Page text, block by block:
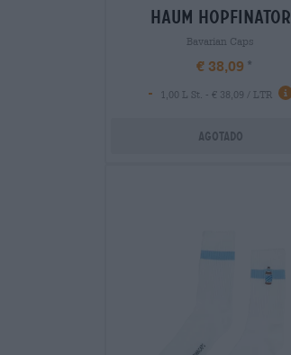
haum hopfinator
Bavarian Caps
€ 38,09
-
1,00 L St. - € 38,09 / LTR
Agotado